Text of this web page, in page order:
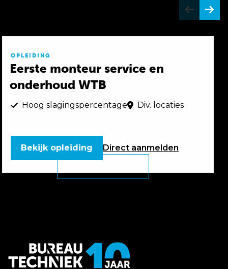
OPLEIDING
Eerste monteur service en
onderhoud WTB
Hoog slagingspercentage Div. locaties
Direct aanmelden
Bekijk opleiding